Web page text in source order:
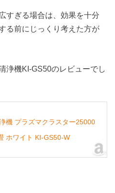
すぎる場合は、効果を十分
る前にじっくり考えた方が
浄機KI-GS50のレビューでし
機 プラズマクラスター25000
ホワイト KI-GS50-W